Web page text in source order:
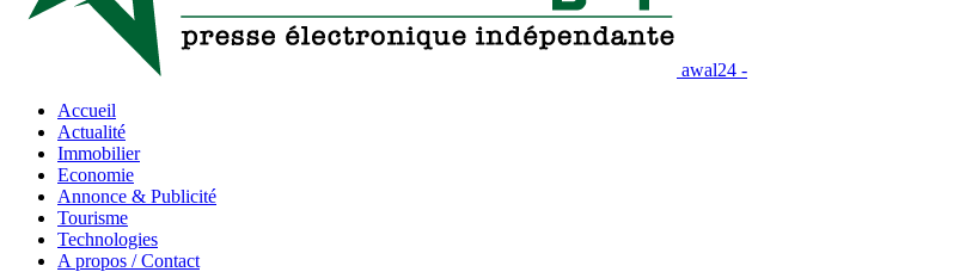
awal24 -
Accueil
Actualité
Immobilier
Economie
Annonce & Publicité
Tourisme
Technologies
A propos / Contact